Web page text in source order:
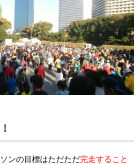
ンの目標はただただ完走すること